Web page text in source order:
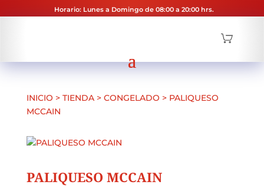
Horario: Lunes a Domingo de 08:00 a 20:00 hrs.
INICIO > TIENDA> CONGELADO > PALIQUESO
MCCAIN
PALIQUESO MCCAIN